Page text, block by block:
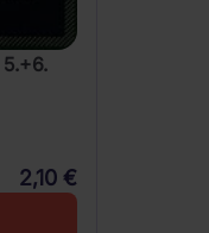
2,10 €